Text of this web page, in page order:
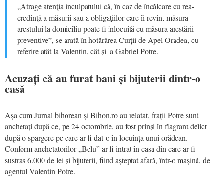
„Atrage atenţia inculpatului că, în caz de încălcare cu rea-
credinţă a măsurii sau a obligaţiilor care îi revin, măsura
arestului la domiciliu poate fi înlocuită cu măsura arestării
preventive”, se arată în hotărârea Curții de Apel Oradea, cu
referire atât la Valentin, cât și la Gabriel Potre.
Acuzați că au furat bani și bijuterii dintr-o
casă
Așa cum Jurnal bihorean și Bihon.ro au relatat, frații Potre sunt
anchetați după ce, pe 24 octombrie, au fost prinși în flagrant delict
după o spargere pe care ar fi dat-o în locuința unui orădean.
Conform anchetatorilor „Belu” ar fi intrat în casa din care ar fi
sustras 6.000 de lei și bijuterii, fiind așteptat afară, într-o mașină, de
agentul Valentin Potre.